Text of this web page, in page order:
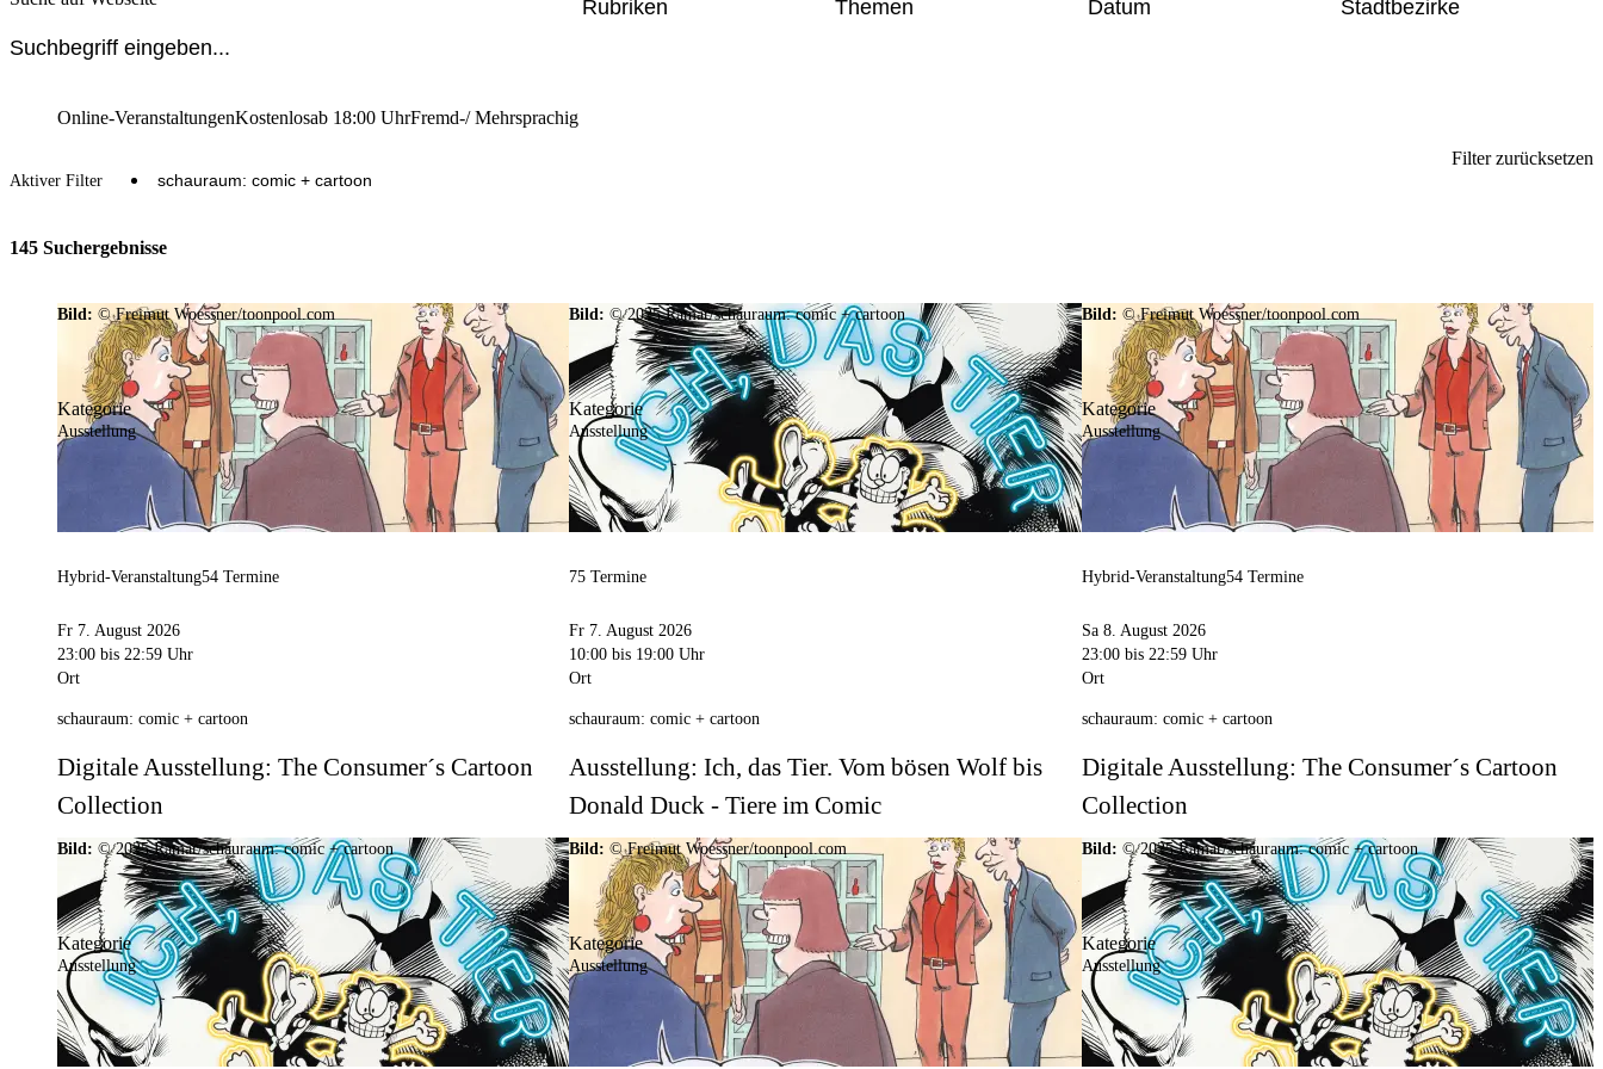
Rubriken Themen Datum Stadtbezirke
Online-VeranstaltungenKostenlosab 18:00 UhrFremd-/ Mehrsprachig
Aktiver Filter schauraum: comic + cartoon
Filter zurücksetzen
145 Suchergebnisse
Bild: © Freimut Woessner/toonpool.com
Kategorie
Ausstellung
Hybrid-Veranstaltung54 Termine
Fr 7. August 2026
23:00 bis 22:59 Uhr
Ort
schauraum: comic + cartoon
Digitale Ausstellung: The Consumer´s Cartoon
Collection
Bild:© 2025 Ramar/schauraum: comic + cartoon
Kategorie
Ausstellung
75 Termine
Fr 7. August 2026
10:00 bis 19:00 Uhr
Ort
schauraum: comic + cartoon
Ausstellung: Ich, das Tier. Vom bösen Wolf bis
Donald Duck - Tiere im Comic
Bild: © Freimut Woessner/toonpool.com
Kategorie
Ausstellung
Hybrid-Veranstaltung54 Termine
Sa 8. August 2026
23:00bis 22:59 Uhr
Ort
schauraum: comic + cartoon
Digitale Ausstellung: The Consumer´s Cartoon
Collection
Bild: © 2025 Ramar/schauraum: comic + cartoon
Kategorie
Ausstellung
Bild:© Freimut Woessner/toonpool.com
Kategorie
Ausstellung
Bild: © 2025 Ramar/schauraum: comic + cartoon
Kategorie
Ausstellung